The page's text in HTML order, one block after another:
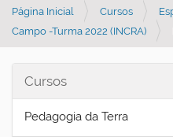
Página Inicial Cursos
Campo -Turma 2022 (INCRA)
Cursos
Pedagogia da Terra